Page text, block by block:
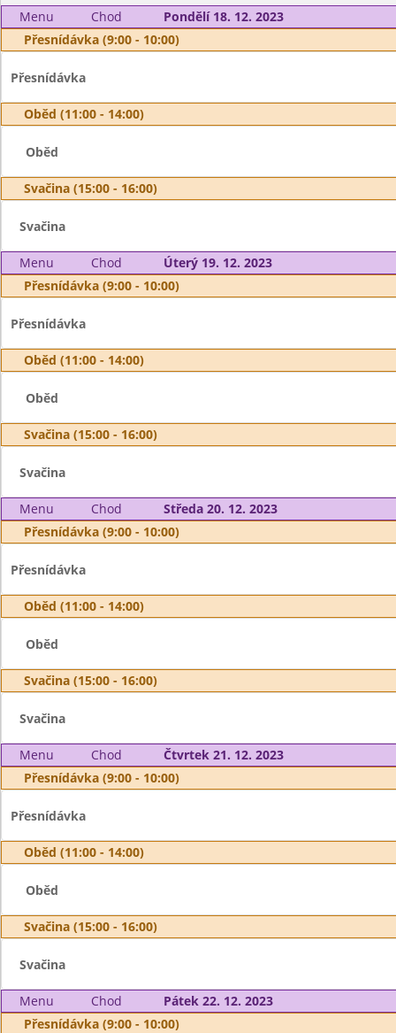
Menu Chod
Pondělí 18. 12. 2023
Přesnídávka (9:00 - 10:00)
Přesnídávka
Oběd (11:00 - 14:00)
Oběd
Svačina (15:00 - 16:00)
Svačina
Menu Chod
Úterý 19. 12. 2023
Přesnídávka (9:00 - 10:00)
Přesnídávka
Oběd (11:00 - 14:00)
Oběd
Svačina (15:00 - 16:00)
Svačina
Menu Chod
Středa 20. 12. 2023
Přesnídávka (9:00 - 10:00)
Přesnídávka
Oběd (11:00 - 14:00)
Oběd
Svačina (15:00 - 16:00)
Svačina
Menu Chod
Čtvrtek 21. 12. 2023
Přesnídávka (9:00 - 10:00)
Přesnídávka
Oběd (11:00 - 14:00)
Oběd
Svačina (15:00 - 16:00)
Svačina
Menu Chod
Pátek 22. 12. 2023
Přesnídávka (9:00 - 10:00)